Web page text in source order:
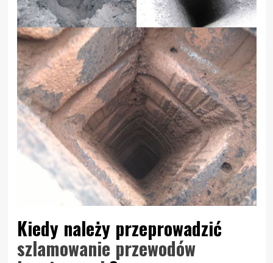
Kiedy należy przeprowadzić
szlamowanie przewodów